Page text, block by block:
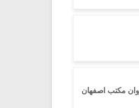
مکتب اصفهان